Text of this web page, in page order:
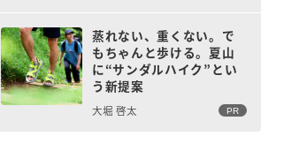
蒸れない、重くない。で
もちゃんと歩ける。夏山
に“サンダルハイク”とい
う新提案
大堀 啓太 PR